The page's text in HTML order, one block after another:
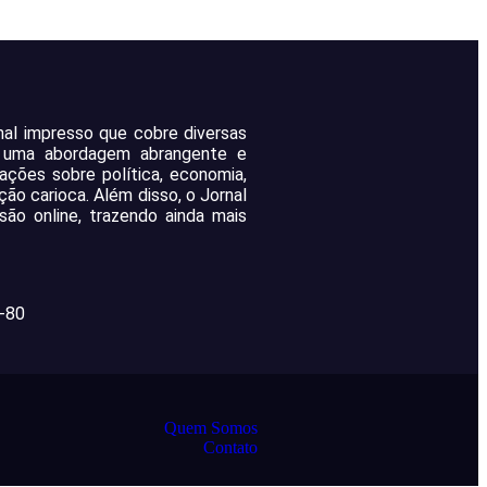
impresso que cobre diversas
abordagem abrangente e
sobre política, economia,
carioca. Além disso, o Jornal
online, trazendo ainda mais
80
Quem Somos
Contato